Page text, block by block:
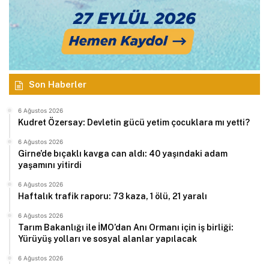
Son Haberler
6 Ağustos 2026
Kudret Özersay: Devletin gücü yetim çocuklara mı yetti?
6 Ağustos 2026
Girne’de bıçaklı kavga can aldı: 40 yaşındaki adam
yaşamını yitirdi
6 Ağustos 2026
Haftalık trafik raporu: 73 kaza, 1 ölü, 21 yaralı
6 Ağustos 2026
Tarım Bakanlığı ile İMO’dan Anı Ormanı için iş birliği:
Yürüyüş yolları ve sosyal alanlar yapılacak
6 Ağustos 2026